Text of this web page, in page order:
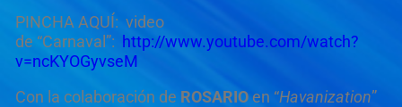
PINCHA AQUÍ: video
de “Carnaval”: http://www.youtube.com/watch?
v=ncKYOGyvseM
Con la colaboración de ROSARIOen “Havanization”